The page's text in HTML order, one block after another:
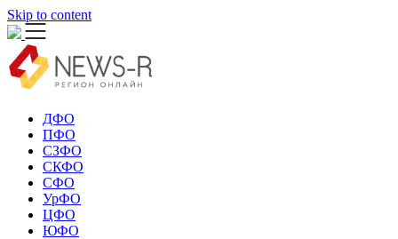
Skip to content
ДФО
ПФО
СЗФО
СКФО
СФО
УрФО
ЦФО
ЮФО